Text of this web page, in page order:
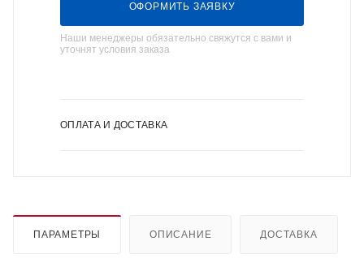
ОФОРМИТЬ ЗАЯВКУ
Наши менеджеры обязательно свяжутся с вами и
уточнят условия заказа
ОПЛАТА И ДОСТАВКА
ПАРАМЕТРЫ ОПИСАНИЕ ДОСТАВКА